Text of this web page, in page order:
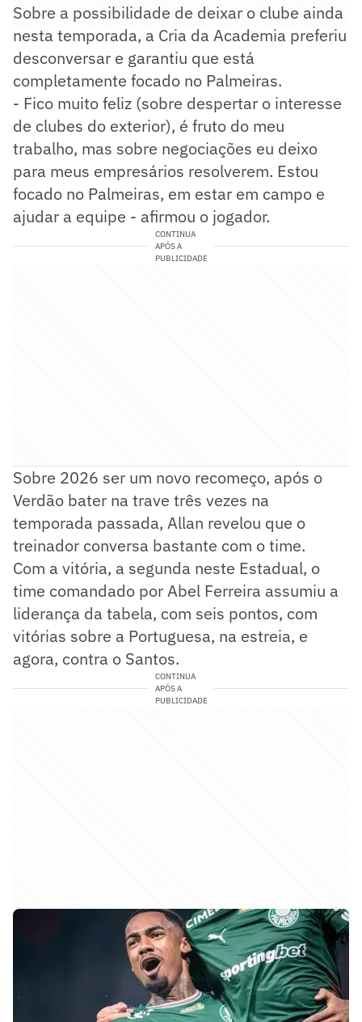
Sobre a possibilidade de deixar o clube ainda
nesta temporada, a Cria da Academia preferiu
desconversar e garantiu que está
completamente focado no Palmeiras.
- Fico muito feliz (sobre despertar o interesse
de clubes do exterior), é fruto do meu
trabalho, mas sobre negociações eu deixo
para meus empresários resolverem. Estou
focado no Palmeiras, em estar em campo e
ajudar a equipe - afirmou o jogador.
CONTINUA
APÓS A
PUBLICIDADE
Sobre 2026 ser um novo recomeço, após o
Verdão bater na trave três vezes na
temporada passada, Allan revelou que o
treinador conversa bastante com o time.
Com a vitória, a segunda neste Estadual, o
time comandado por Abel Ferreira assumiu a
liderança da tabela, com seis pontos, com
vitórias sobre a Portuguesa, na estreia, e
agora, contra o Santos.
CONTINUA
APÓS A
PUBLICIDADE